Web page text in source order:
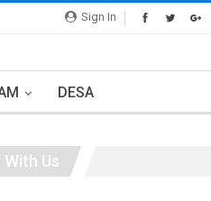
Sign In
DESA
With Us